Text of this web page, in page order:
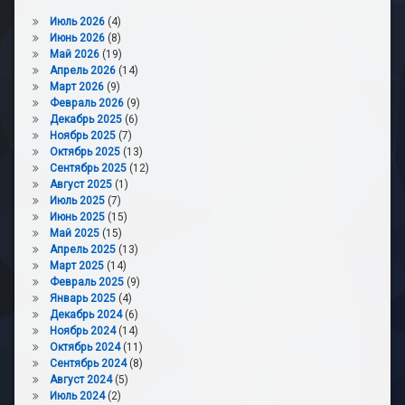
Июль 2026(4)
Июнь 2026(8)
Май 2026(19)
Апрель 2026(14)
Март 2026(9)
Февраль 2026(9)
Декабрь 2025(6)
Ноябрь 2025(7)
Октябрь 2025(13)
Сентябрь 2025(12)
Август 2025(1)
Июль 2025(7)
Июнь 2025(15)
Май 2025(15)
Апрель 2025(13)
Март 2025(14)
Февраль 2025(9)
Январь 2025(4)
Декабрь 2024(6)
Ноябрь 2024(14)
Октябрь 2024(11)
Сентябрь 2024(8)
Август 2024(5)
Июль 2024(2)